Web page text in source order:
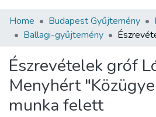
Communities & Collections
Statistics
About us
Home Budapest Gyűjtemény
Ballagi-gyűjtemény
Észrevételek gróf
Menyhért
munka felett